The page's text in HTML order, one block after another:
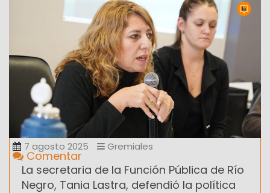
7 agosto 2025 Gremiales
Comentar
La secretaria de la Función Pública de Río
Negro, Tania Lastra, defendió la política